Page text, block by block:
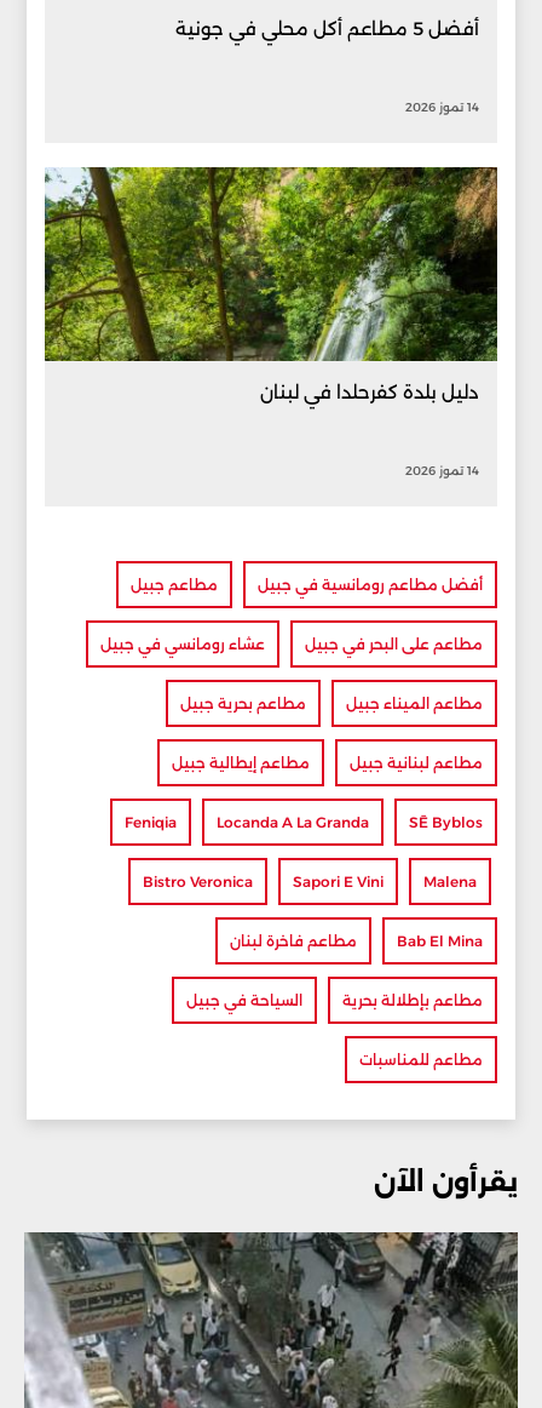
أفضل 5 مطاعم أكل محلي في جونية
14 تموز 2026
دليل بلدة كفرحلدا في لبنان
14 تموز 2026
أفضل مطاعم رومانسية في جبيل مطاعم جبيل
مطاعم على البحر في جبيل عشاء رومانسي في جبيل
مطاعم الميناء جبيل مطاعم بحرية جبيل
مطاعم لبنانية جبيل مطاعم إيطالية جبيل
SĒ Byblos
Locanda A La Granda
Feniqia
Malena
Sapori E Vini
Bistro Veronica
Bab El Mina مطاعم فاخرة لبنان
مطاعم بإطلالة بحرية السياحة في جبيل
مطاعم للمناسبات
يقرأون الآن